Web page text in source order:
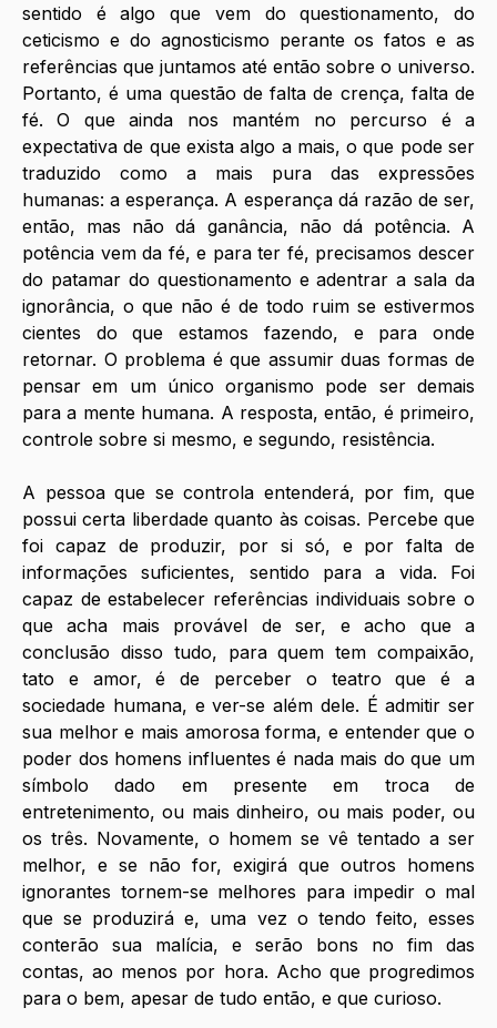
sentido é algo que vem do questionamento, do
ceticismo e do agnosticismo perante os fatos e as
referências que juntamos até então sobre o universo.
Portanto, é uma questão de falta de crença, falta de
fé. O que ainda nos mantém no percurso é a
expectativa de que exista algo a mais, o que pode ser
traduzido como a mais pura das expressões
humanas: a esperança. A esperança dá razão de ser,
então, mas não dá ganância, não dá potência. A
potência vem da fé, e para ter fé, precisamos descer
do patamar do questionamento e adentrar a sala da
ignorância, o que não é de todo ruim se estivermos
cientes do que estamos fazendo, e para onde
retornar. O problema é que assumir duas formas de
pensar em um único organismo pode ser demais
para a mente humana. A resposta, então, é primeiro,
controle sobre si mesmo, e segundo, resistência.
A pessoa que se controla entenderá, por fim, que
possui certa liberdade quanto às coisas. Percebe que
foi capaz de produzir, por si só, e por falta de
informações suficientes, sentido para a vida. Foi
capaz de estabelecer referências individuais sobre o
que acha mais provável de ser, e acho que a
conclusão disso tudo, para quem tem compaixão,
tato e amor, é de perceber o teatro que é a
sociedade humana, e ver-se além dele. É admitir ser
sua melhor e mais amorosa forma, e entender que o
poder dos homens influentes é nada mais do que um
símbolo dado em presente em troca de
entretenimento, ou mais dinheiro, ou mais poder, ou
os três. Novamente, o homem se vê tentado a ser
melhor, e se não for, exigirá que outros homens
ignorantes tornem-se melhores para impedir o mal
que se produzirá e, uma vez o tendo feito, esses
conterão sua malícia, e serão bons no fim das
contas, ao menos por hora. Acho que progredimos
para o bem, apesar de tudo então, e que curioso.